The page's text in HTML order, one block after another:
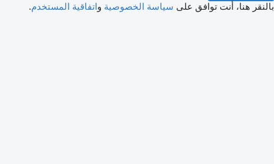
بالنقر هنا، أنت توافق على سياسة الخصوصية واتفاقية المستخدم.